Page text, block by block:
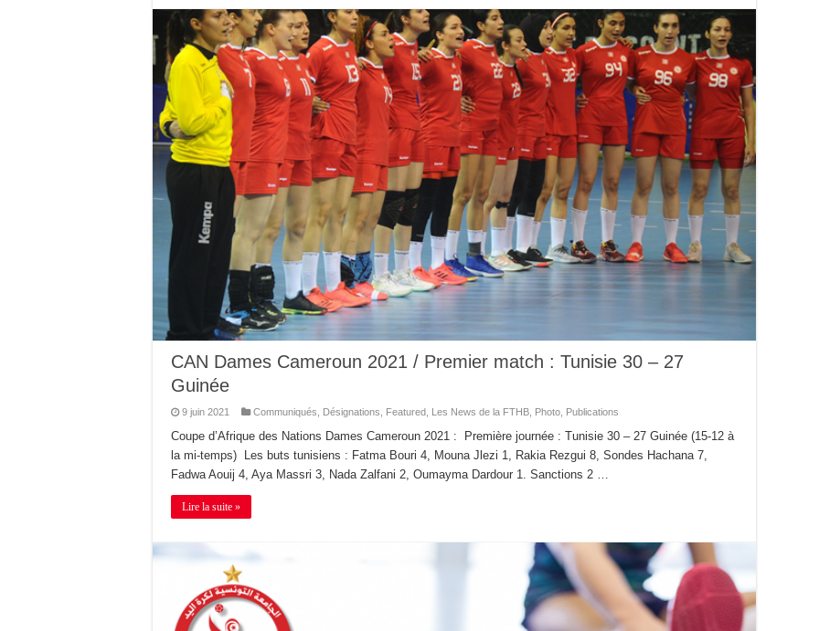
CAN Dames Cameroun 2021 / Premier match : Tunisie 30 – 27
Guinée
9 juin 2021 Communiqués Désignations Featured Les News de la FTHB Photo Publications
Coupe d’Afrique des Nations Dames Cameroun 2021 : Première journée : Tunisie 30 – 27 Guinée (15-12 à
la mi-temps) Les buts tunisiens : Fatma Bouri 4, Mouna Jlezi 1, Rakia Rezgui 8, Sondes Hachana 7,
Fadwa Aouij 4, Aya Massri 3, Nada Zalfani 2, Oumayma Dardour 1. Sanctions 2 …
Lire la suite »